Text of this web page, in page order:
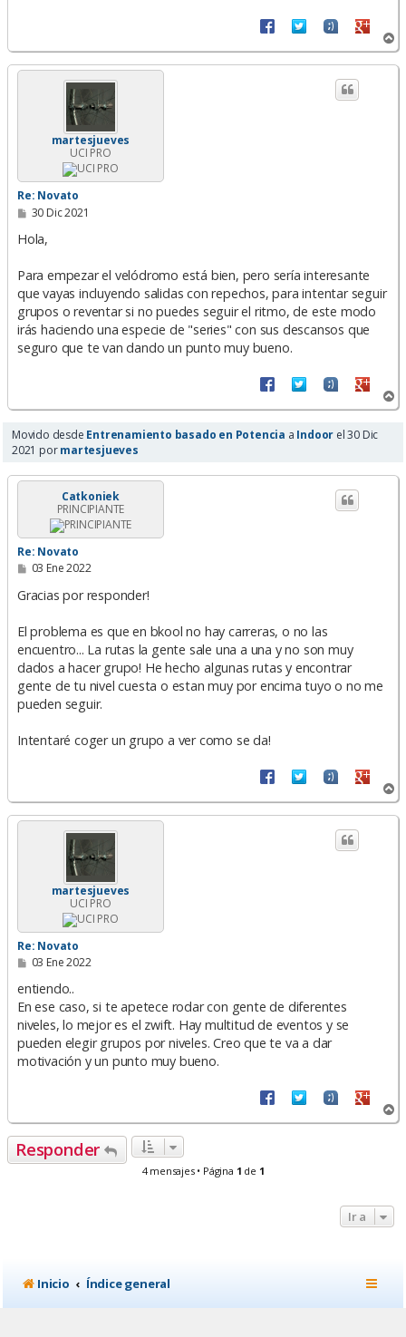
r
r
martesjueves
UCI PRO
Re: Novato
M
n
j
e
30 Dic 2021
Hola,
Para empezar el velódromo está bien, pero sería interesante
que vayas incluyendo salidas con repechos, para intentar seguir
grupos o reventar si no puedes seguir el ritmo, de este modo
irás haciendo una especie de "series" con sus descansos que
seguro que te van dando un punto muy bueno.
r
a
Movido desde Entrenamiento basado en Potencia a Indoor el 30 Dic
2021 pormartesjueves
Catkoniek
PRINCIPIANTE
Re: Novato
M
n
j
e
03 Ene 2022
Gracias por responder!
El problema es que en bkool no hay carreras, o no las
encuentro... La rutas la gente sale una a una y no son muy
dados a hacer grupo! He hecho algunas rutas y encontrar
gente de tu nivel cuesta o estan muy por encima tuyo o no me
pueden seguir.
Intentaré coger un grupo a ver como se da!
r
r
martesjueves
UCI PRO
Re: Novato
M
n
a
j
e
03 Ene 2022
entiendo..
En ese caso, si te apetece rodar con gente de diferentes
niveles, lo mejor es el zwift. Hay multitud de eventos y se
pueden elegir grupos por niveles. Creo que te va a dar
motivación y un punto muy bueno.
r
Responder
4 mensajes • Página 1 de 1
Ir a
Inicio Índice general